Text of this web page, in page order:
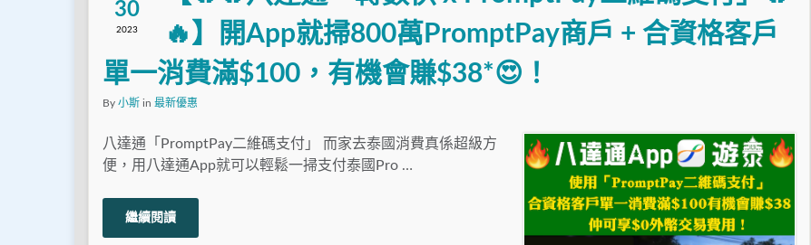
30
2023
🔥】開App就掃800萬PromptPay商戶 + 合資格客戶
單一消費滿$100，有機會賺$38*😍！
By 小斯 in 最新優惠
八達通「PromptPay二維碼支付」 而家去泰國消費真係超級方
便，用八達通App就可以輕鬆一掃支付泰國Pro …
繼續閱讀